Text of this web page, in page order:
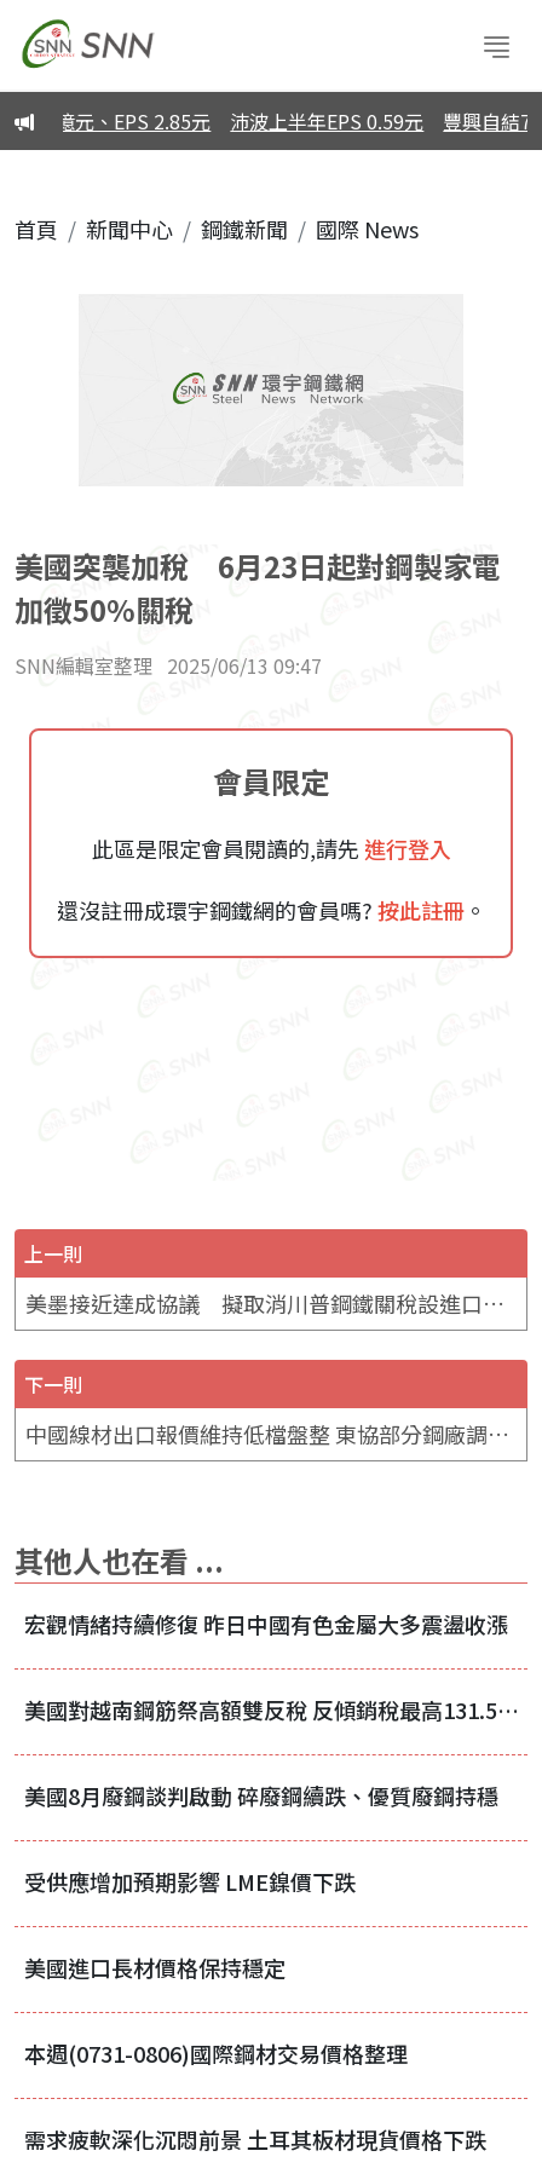
億元、EPS 2.85元 沛波上半年EPS 0.59元 豐興自結7月
首頁 新聞中心 鋼鐵新聞 國際 News
美國突襲加稅 6月23日起對鋼製家電
加徵50%關稅
SNN編輯室整理 2025/06/13 09:47
會員限定
此區是限定會員閱讀的,請先 進行登入
還沒註冊成環宇鋼鐵網的會員嗎?按此註冊。
上一則
美墨接近達成協議 擬取消川普鋼鐵關稅設進口配額新上限
下一則
中國線材出口報價維持低檔盤整 東協部分鋼廠調降報價
其他人也在看 ...
宏觀情緒持續修復 昨日中國有色金屬大多震盪收漲
美國對越南鋼筋祭高額雙反稅 反傾銷稅最高131.53%
美國8月廢鋼談判啟動 碎廢鋼續跌、優質廢鋼持穩
受供應增加預期影響 LME鎳價下跌
美國進口長材價格保持穩定
本週(0731-0806)國際鋼材交易價格整理
需求疲軟深化沉悶前景 土耳其板材現貨價格下跌